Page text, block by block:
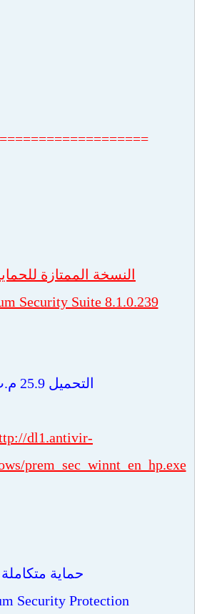
النسخة الممتازة
Security Suite 8.1.0.239
التحميل 25.9 م.ب
dl1.antivir-
prem_sec_winnt_en_hp.exe
حماية متكاملة
Security Protection: